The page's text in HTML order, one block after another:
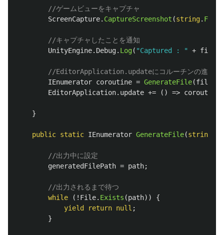
//ゲームビューをキャプチャ
ScreenCapture. CaptureScreenshot (string.
//キャプチャしたことを通知
UnityEngine. Debug. Log( "Captured : " +
//EditorApplication.updateにコルーチンの進行を
IEnumerator coroutine = GenerateFile(
EditorApplication. update += () => coroutine
}
public static IEnumerator GenerateFile(string
//出力中に設定
generatedFilePath = path;
//出力されるまで待つ
while
(! File. Exists (path))
{
yield
return null ;
}